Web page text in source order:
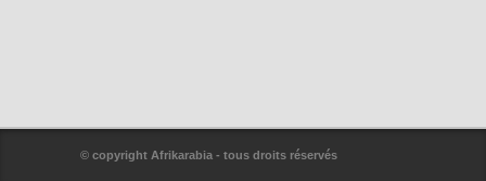
© copyright Afrikarabia - tous droits réservés